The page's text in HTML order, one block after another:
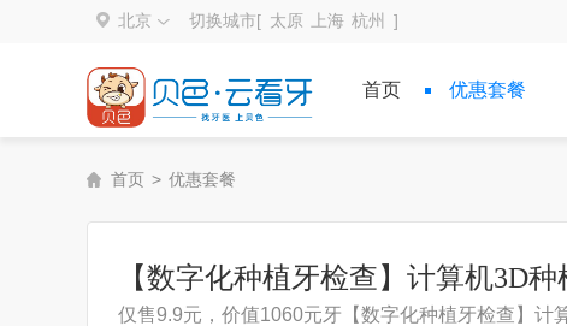
北京 切换城市[ 太原 上海 杭州 ]
首页 优惠套餐
首页 > 优惠套餐
【数字化种植牙检查】计算机3D
仅售9.9元，价值1060元牙【数字化种植牙检查】计